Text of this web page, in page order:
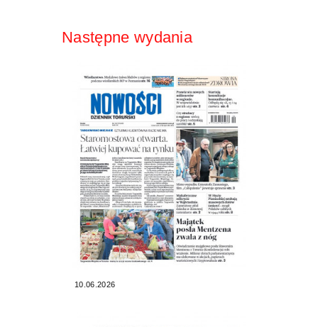
Następne wydania
10.06.2026